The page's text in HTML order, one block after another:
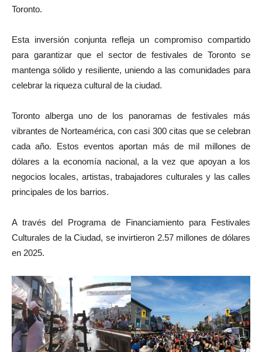
Toronto.
Esta inversión conjunta refleja un compromiso compartido
para garantizar que el sector de festivales de Toronto se
mantenga sólido y resiliente, uniendo a las comunidades para
celebrar la riqueza cultural de la ciudad.
Toronto alberga uno de los panoramas de festivales más
vibrantes de Norteamérica, con casi 300 citas que se celebran
cada año. Estos eventos aportan más de mil millones de
dólares a la economía nacional, a la vez que apoyan a los
negocios locales, artistas, trabajadores culturales y las calles
principales de los barrios.
A través del Programa de Financiamiento para Festivales
Culturales de la Ciudad, se invirtieron 2.57 millones de dólares
en 2025.